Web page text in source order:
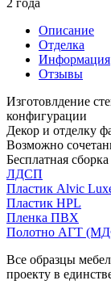
Описание
Отделка
Информация
Отзывы
Изготовлдение
конфигурации
Декор и отделку
Возможно
Бесплатная
ЛДСП
Пластик Alvic
Пластик HPL
Пленка ПВХ
Полотно АГТ
Все образцы
проекту в